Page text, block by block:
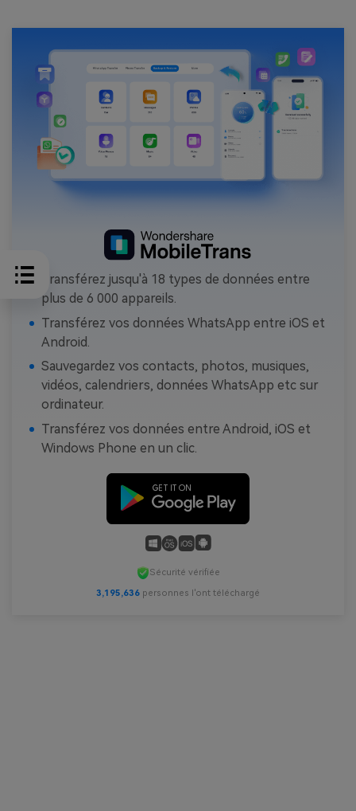
Transférez jusqu'à 18 types de données entre
plus de 6 000 appareils.
Transférez vos données WhatsApp entre iOS et
Android.
Sauvegardez vos contacts, photos, musiques,
vidéos, calendriers, données WhatsApp etc sur
ordinateur.
Transférez vos données entre Android, iOS et
Windows Phone en un clic.
Sécurité vérifiée
3,195,636 personnes l'ont téléchargé